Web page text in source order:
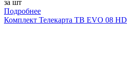
за шт
Подробнее
Комплект Телекарта ТВ EVO 08 HD